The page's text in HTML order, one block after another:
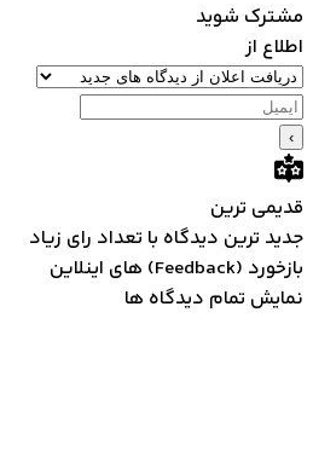
مشترک شوید
اطلاع از
قدیمی ترین
جدید ترین دیدگاه با تعداد رای زیاد
بازخورد (Feedback) های اینلاین
نمایش تمام دیدگاه ها